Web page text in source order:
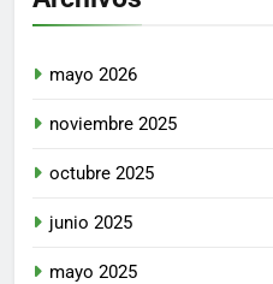
mayo 2026
noviembre 2025
octubre 2025
junio 2025
mayo 2025